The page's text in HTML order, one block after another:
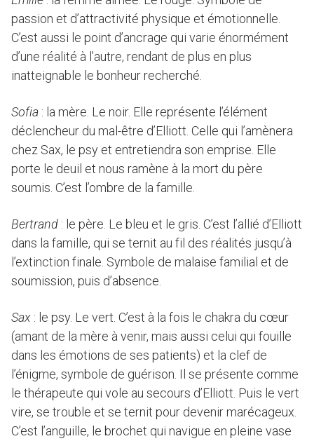
passion et d’attractivité physique et émotionnelle.
C’est aussi le point d’ancrage qui varie énormément
d’une réalité à l’autre, rendant de plus en plus
inatteignable le bonheur recherché.
Sofia : la mère. Le noir. Elle représente l’élément
déclencheur du mal-être d’Elliott. Celle qui l’amènera
chez Sax, le psy et entretiendra son emprise. Elle
porte le deuil et nous ramène à la mort du père
soumis. C’est l’ombre de la famille.
Bertrand : le père. Le bleu et le gris. C’est l’allié d’Elliott
dans la famille, qui se ternit au fil des réalités jusqu’à
l’extinction finale. Symbole de malaise familial et de
soumission, puis d’absence.
Sax : le psy. Le vert. C’est à la fois le chakra du cœur
(amant de la mère à venir, mais aussi celui qui fouille
dans les émotions de ses patients) et la clef de
l’énigme, symbole de guérison. Il se présente comme
le thérapeute qui vole au secours d’Elliott. Puis le vert
vire, se trouble et se ternit pour devenir marécageux.
C’est l’anguille, le brochet qui navigue en pleine vase